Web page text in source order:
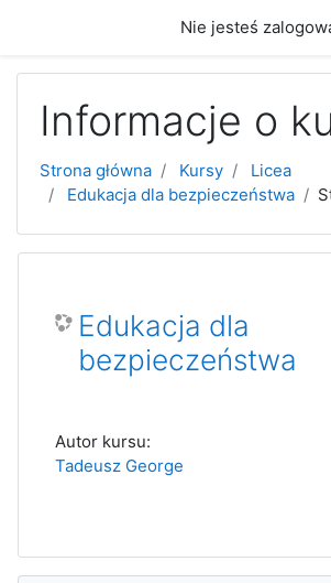
Nie jesteś
Informacje o
Strona główna Kursy
Licea
Edukacja dla bezpieczeństwa
Edukacja dla
bezpieczeństwa
Autor kursu:
Tadeusz George